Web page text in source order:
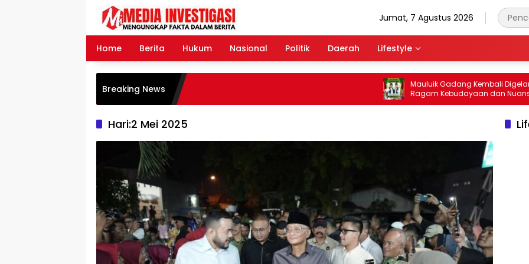
Jumat, 7 Agustus 2026
Home Berita Hukum Nasional Politik Daerah Lifestyle
Breaking News
Mauluik Gadang Kembali Digelar,
Ragam Kebudayaan dan Nuansa
Keagamaan Bakal Warnai Perayaan
Hari:2 Mei 2025